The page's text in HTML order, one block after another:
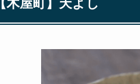
【木屋町】天よし